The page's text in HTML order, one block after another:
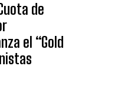
de
el “Gold